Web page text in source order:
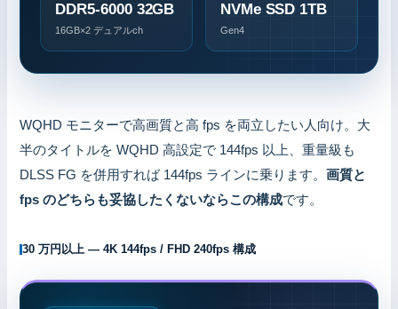
DDR5-6000 32GB
16GB×2 デュアルch
NVMe SSD 1TB
Gen4
WQHD モニターで高画質と高 fps を両立したい人向け。大
半のタイトルを WQHD 高設定で 144fps 以上、重量級も
DLSS FG を併用すれば 144fps ラインに乗ります。画質と
fps のどちらも妥協したくないならこの構成です。
30 万円以上 — 4K 144fps / FHD 240fps 構成